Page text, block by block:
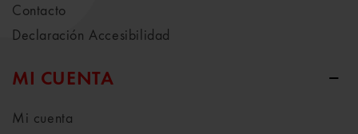
Contacto
Declaración Accesibilidad
MI CUENTA
Mi cuenta